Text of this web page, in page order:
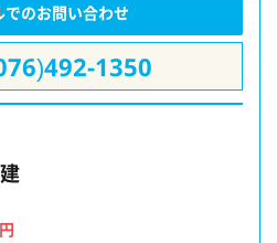
でのお問い合わせ
1350